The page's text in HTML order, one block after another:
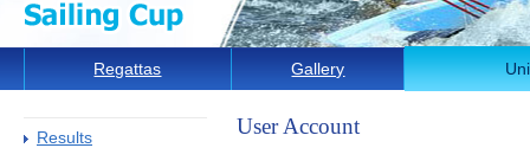
Regattas Gallery
User Account
Results